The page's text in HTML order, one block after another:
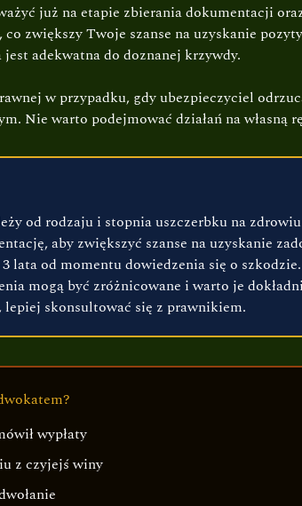
już na etapie zbierania dokumentacji
zwiększy Twoje szanse na uzyskanie
adekwatna do doznanej krzywdy.
w przypadku, gdy ubezpieczyciel
Nie warto podejmować działań na
od rodzaju i stopnia uszczerbku na
aby zwiększyć szanse na uzyskanie
lata od momentu dowiedzenia się o szkodzie.
mogą być zróżnicowane i warto je
skonsultować się z prawnikiem.
wypłaty
z czyjejś winy